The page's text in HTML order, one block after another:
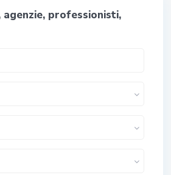
agenzie, professionisti,